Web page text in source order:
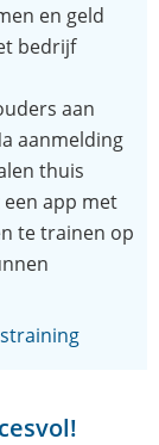
en geld
bedrijf
aan
aanmelding
thuis
app met
te trainen op